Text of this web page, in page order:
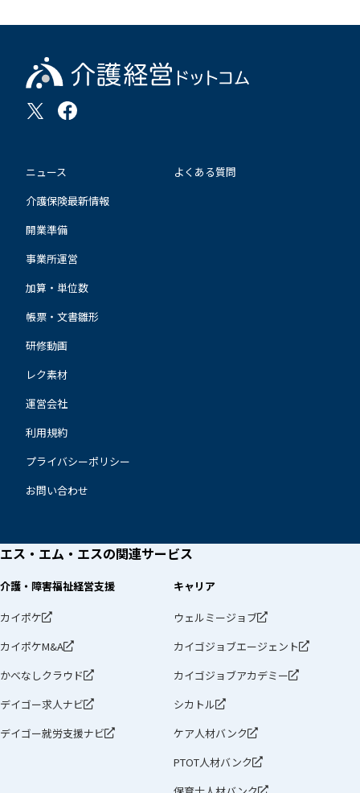
ニュース
介護保険最新情報
開業準備
事業所運営
加算・単位数
帳票・文書雛形
研修動画
レク素材
よくある質問
運営会社
利用規約
プライバシーポリシー
お問い合わせ
エス・エム・エスの関連サービス
介護・障害福祉経営支援
カイポケ
カイポケM&A
かべなしクラウド
デイゴー求人ナビ
デイゴー就労支援ナビ
キャリア
ウェルミージョブ
カイゴジョブエージェント
カイゴジョブアカデミー
シカトル
ケア人材バンク
PTOT人材バンク